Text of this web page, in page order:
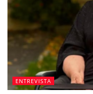
ENTREVISTA